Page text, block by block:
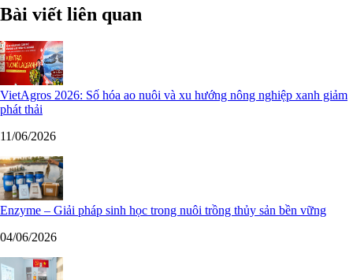
Bài viết liên quan
VietAgros 2026: Số hóa ao nuôi và xu hướng nông nghiệp xanh giảm
phát thải
11/06/2026
Enzyme – Giải pháp sinh học trong nuôi trồng thủy sản bền vững
04/06/2026